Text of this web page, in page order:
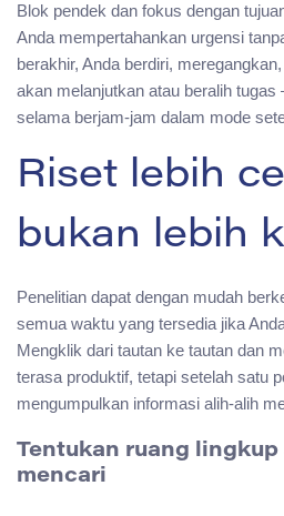
Blok pendek dan fokus dengan
Anda mempertahankan urgensi
berakhir, Anda berdiri,
akan melanjutkan atau beralih tugas
selama berjam-jam dalam mode
Riset lebih
bukan lebih
Penelitian dapat dengan mudah
semua waktu yang tersedia jika
Mengklik dari tautan ke tautan dan
terasa produktif, tetapi setelah satu
mengumpulkan informasi alih-alih
Tentukan ruang lingkup
mencari